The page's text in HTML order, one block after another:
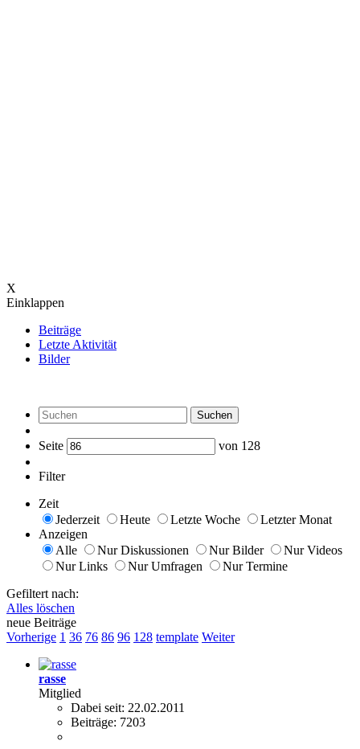
X
Einklappen
Beiträge
Letzte Aktivität
Bilder
Suchen
Seite von 128
Filter
Zeit
Jederzeit
Heute Letzte Woche
Letzter Monat
Anzeigen
Alle
Nur Diskussionen Nur Bilder
Nur Videos
Nur Links
Nur Umfragen
Nur Termine
Gefiltert nach:
Alles löschen
neue Beiträge
Vorherige 1 36 76 86 96 128 template Weiter
rasse
Mitglied
Dabei seit: 22.02.2011
Beiträge: 7203